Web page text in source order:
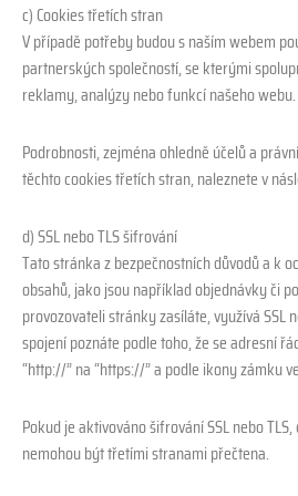
c) Cookies třetích stran
V případě potřeby budou s naším webem
partnerských společností, se kterými
reklamy, analýzy nebo funkcí našeho webu.
Podrobnosti, zejména ohledně účelů a
těchto cookies třetích stran, naleznete v
d) SSL nebo TLS šifrování
Tato stránka z bezpečnostních důvodů a k
obsahů, jako jsou například objednávky či
provozovateli stránky zasíláte, využívá SSL
spojení poznáte podle toho, že se adresní
“http://” na “https://” a podle ikony zámku
Pokud je aktivováno šifrování SSL nebo
nemohou být třetími stranami přečtena.